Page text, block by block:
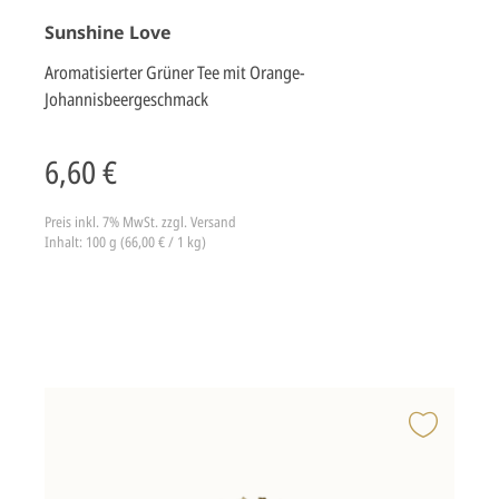
Sunshine Love
Aromatisierter Grüner Tee mit Orange-
Johannisbeergeschmack
6,60 €
Preis inkl. 7% MwSt. zzgl. Versand
Inhalt: 100 g (66,00 € / 1 kg)